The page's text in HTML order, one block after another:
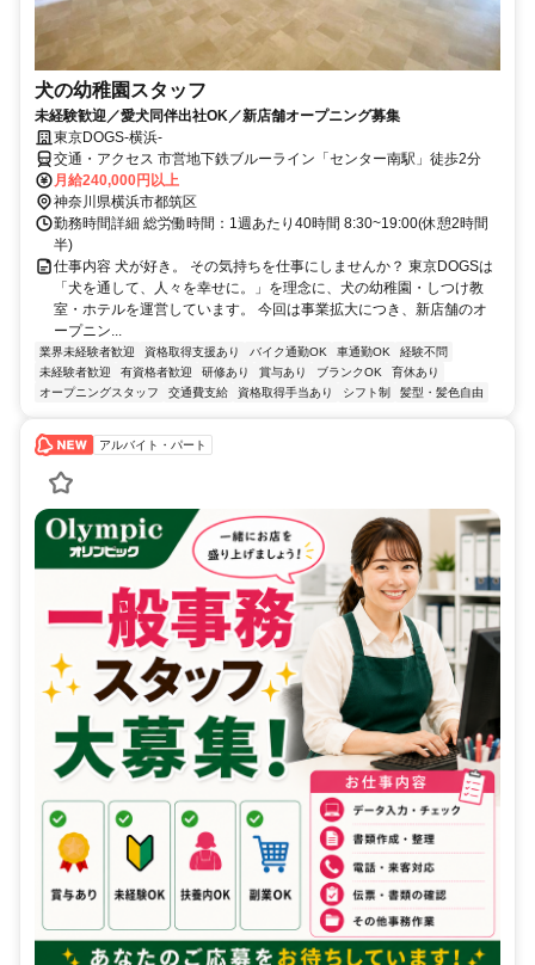
犬の幼稚園スタッフ
未経験歓迎／愛犬同伴出社OK／新店舗オープニング募集
東京DOGS-横浜-
交通・アクセス 市営地下鉄ブルーライン「センター南駅」徒歩2分
月給240,000円以上
神奈川県横浜市都筑区
勤務時間詳細 総労働時間：1週あたり40時間 8:30~19:00(休憩2時間
半)
仕事内容 犬が好き。 その気持ちを仕事にしませんか？ 東京DOGSは
「犬を通して、人々を幸せに。」を理念に、犬の幼稚園・しつけ教
室・ホテルを運営しています。 今回は事業拡大につき、新店舗のオ
ープニン...
業界未経験者歓迎 資格取得支援あり バイク通勤OK 車通勤OK
経験不問
未経験者歓迎
有資格者歓迎 研修あり 賞与あり ブランクOK
育休あり
オープニングスタッフ
交通費支給 資格取得手当あり シフト制 髪型・髪色自由
アルバイト・パート